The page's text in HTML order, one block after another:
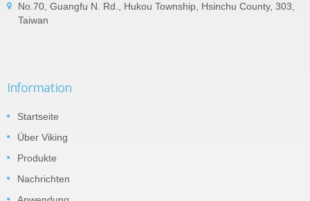
No.70, Guangfu N. Rd., Hukou Township, Hsinchu County, 303,
Taiwan
Information
Startseite
Über Viking
Produkte
Nachrichten